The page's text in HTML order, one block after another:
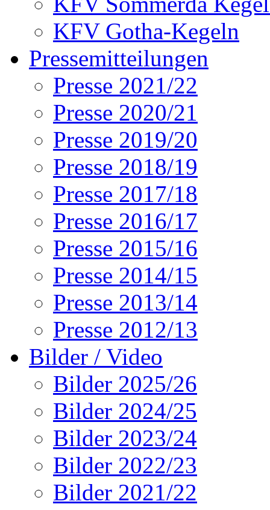
KFV Gotha-Kegeln
Pressemitteilungen
Presse 2021/22
Presse 2020/21
Presse 2019/20
Presse 2018/19
Presse 2017/18
Presse 2016/17
Presse 2015/16
Presse 2014/15
Presse 2013/14
Presse 2012/13
Bilder / Video
Bilder 2025/26
Bilder 2024/25
Bilder 2023/24
Bilder 2022/23
Bilder 2021/22